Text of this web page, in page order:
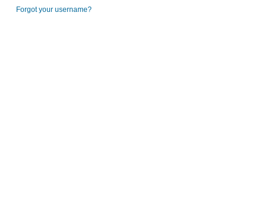
Forgot your username?